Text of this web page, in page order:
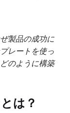
製品の成功に
レートを使っ
のように構築
は？